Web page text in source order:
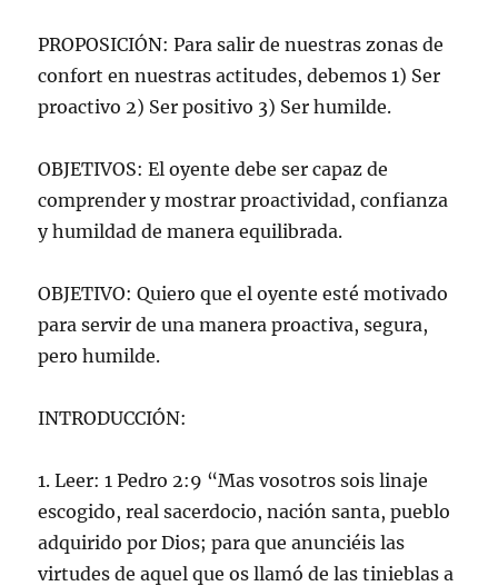
PROPOSICIÓN: Para salir de nuestras zonas de
confort en nuestras actitudes, debemos 1) Ser
proactivo 2) Ser positivo 3) Ser humilde.
OBJETIVOS: El oyente debe ser capaz de
comprender y mostrar proactividad, confianza
y humildad de manera equilibrada.
OBJETIVO: Quiero que el oyente esté motivado
para servir de una manera proactiva, segura,
pero humilde.
INTRODUCCIÓN:
1. Leer: 1 Pedro 2:9 “Mas vosotros sois linaje
escogido, real sacerdocio, nación santa, pueblo
adquirido por Dios; para que anunciéis las
virtudes de aquel que os llamó de las tinieblas a